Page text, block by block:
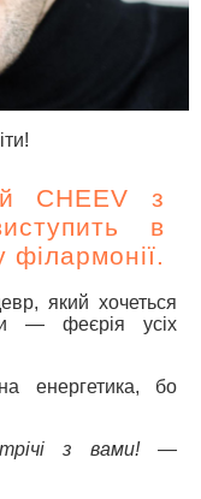
CHEEV з
в
який хочеться
— феєрія усіх
енергетика, бо
з вами! —